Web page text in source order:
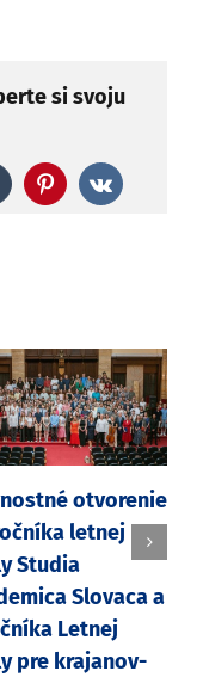
si svoju
Pinterest
Vk
otvorenie
letnej
Studia
Slovaca a
Letnej
pre krajanov-